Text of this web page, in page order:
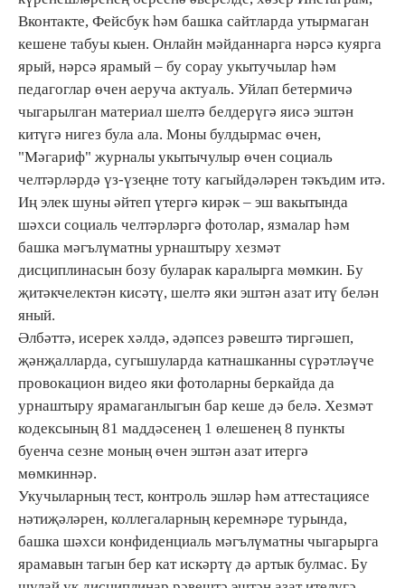
Вконтакте, Фейсбук һәм башка сайтларда утырмаган
кешене табуы кыен. Онлайн мәйданнарга нәрсә куярга
ярый, нәрсә ярамый – бу сорау укытучылар һәм
педагоглар өчен аеруча актуаль. Уйлап бетермичә
чыгарылган материал шелтә белдерүгә яисә эштән
китүгә нигез була ала. Моны булдырмас өчен,
"Мәгариф" журналы укытычулыр өчен социаль
челтәрләрдә үз-үзеңне тоту кагыйдәләрен тәкъдим итә.
Иң элек шуны әйтеп үтергә кирәк – эш вакытында
шәхси социаль челтәрләргә фотолар, язмалар һәм
башка мәгълүматны урнаштыру хезмәт
дисциплинасын бозу буларак каралырга мөмкин. Бу
җитәкчелектән кисәтү, шелтә яки эштән азат итү белән
яный.
Әлбәттә, исерек хәлдә, әдәпсез рәвештә тиргәшеп,
җәнҗалларда, сугышуларда катнашканны сүрәтләүче
провокацион видео яки фотоларны беркайда да
урнаштыру ярамаганлыгын бар кеше дә белә. Хезмәт
кодексының 81 маддәсенең 1 өлешенең 8 пункты
буенча сезне моның өчен эштән азат итергә
мөмкиннәр.
Укучыларның тест, контроль эшләр һәм аттестациясе
нәтиҗәләрен, коллегаларның керемнәре турында,
башка шәхси конфиденциаль мәгълүматны чыгарырга
ярамавын тагын бер кат искәртү дә артык булмас. Бу